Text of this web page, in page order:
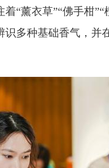
“薰衣草”“佛手柑”“
多种基础香气，并